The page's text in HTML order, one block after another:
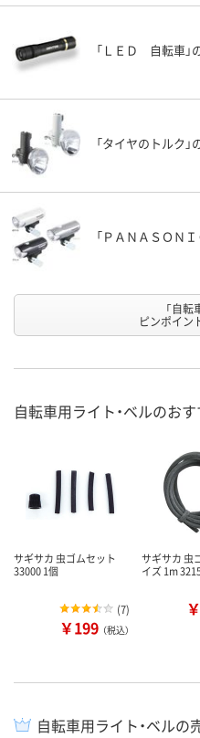
「ＬＥＤ 自転車」
「タイヤのトルク」
「ＰＡＮＡＳＯＮ
「自転
ピンポイン
自転車用ライト・ベルのお
サギサカ 虫ゴムセット
33000 1個
(7)
￥199 （税込）
サギサカ 虫
イズ 1m
自転車用ライト・ベル